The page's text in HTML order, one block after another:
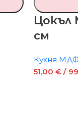
см
Кухня
51,00 € /